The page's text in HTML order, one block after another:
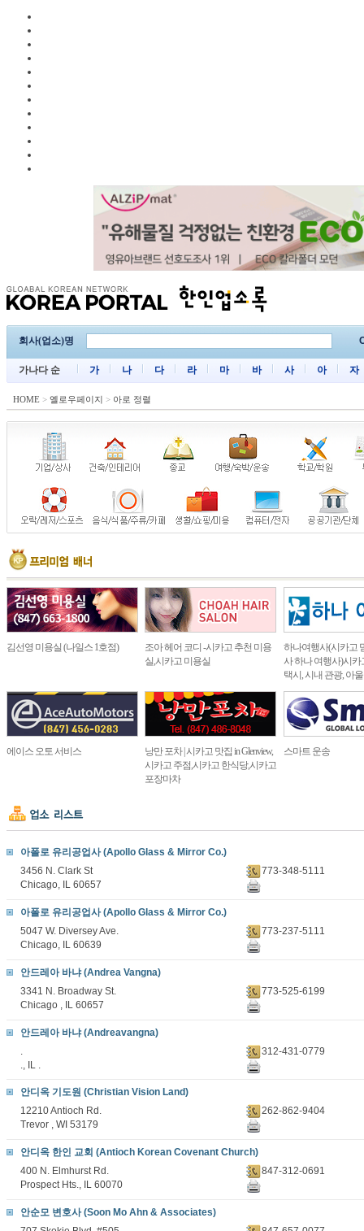
회사(업소)명
가나다 순 가 나 다 라 마 바 사 아 자
HOME > 옐로우페이지 > 아로 정렬
김선영 미용실 (나일스 1호점)
조아 헤어 코디 -시카고 추천 미용
실,시카고 미용실
하나여행사(시카고
사 하나 여행사)시카
택시, 시내 관광, 아
에이스 오토 서비스
낭만 포차 | 시카고 맛집 in Glenview,
시카고 주점,시카고 한식당,시카고
포장마차
스마트 운송
아폴로 유리공업사 (Apollo Glass & Mirror Co.)
3456 N. Clark St
Chicago, IL 60657
773-348-5111
아폴로 유리공업사 (Apollo Glass & Mirror Co.)
5047 W. Diversey Ave.
Chicago, IL 60639
773-237-5111
안드레아 바냐 (Andrea Vangna)
3341 N. Broadway St.
Chicago , IL 60657
773-525-6199
안드레아 바냐 (Andreavangna)
.
., IL .
312-431-0779
안디옥 기도원 (Christian Vision Land)
12210 Antioch Rd.
Trevor , WI 53179
262-862-9404
안디옥 한인 교회 (Antioch Korean Covenant Church)
400 N. Elmhurst Rd.
Prospect Hts., IL 60070
847-312-0691
안순모 변호사 (Soon Mo Ahn & Associates)